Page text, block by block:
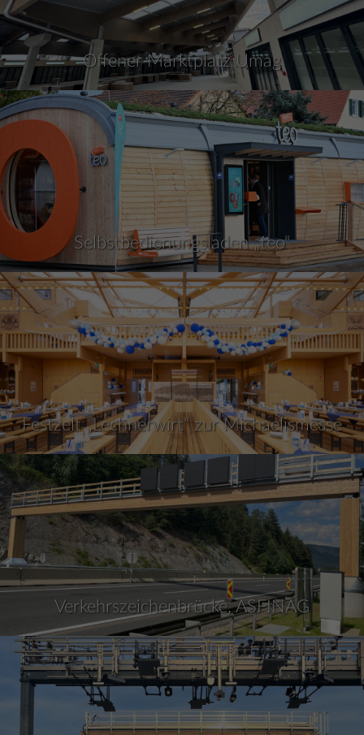
Offener Marktplatz Umag
Selbstbedienungsladen „teo“
Festzelt „Lechnerwirt“ zur Michaelismesse
Verkehrszeichenbrücke, ASFINAG